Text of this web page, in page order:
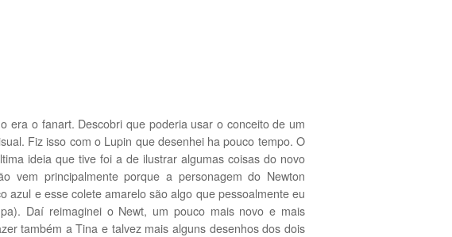
era o fanart. Descobri que poderia usar o conceito de um
Fiz isso com o Lupin que desenhei ha pouco tempo. O
ideia que tive foi a de ilustrar algumas coisas do novo
vem principalmente porque a personagem do Newton
azul e esse colete amarelo são algo que pessoalmente eu
Daí reimaginei o Newt, um pouco mais novo e mais
também a Tina e talvez mais alguns desenhos dos dois